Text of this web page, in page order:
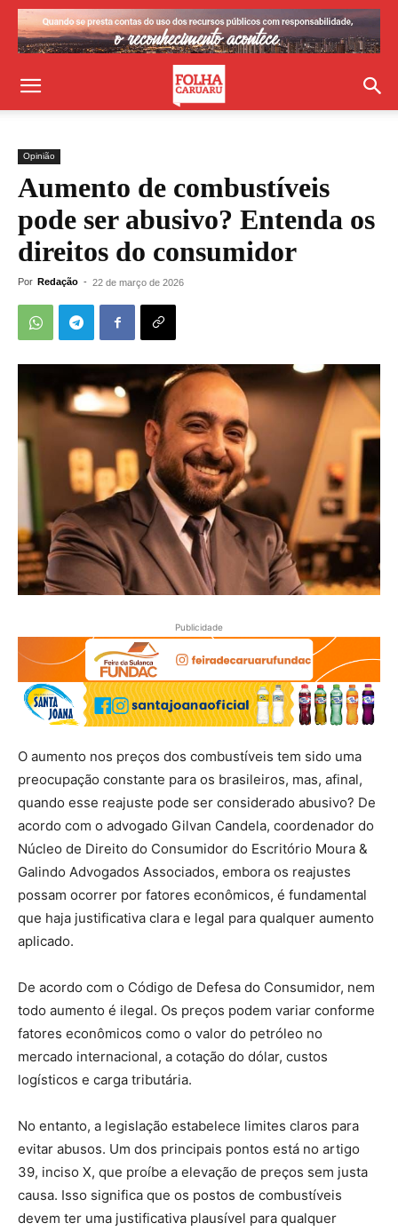
Opinião
Aumento de combustíveis
pode ser abusivo? Entenda os
direitos do consumidor
Por Redação - 22 de março de 2026
Publicidade
O aumento nos preços dos combustíveis tem sido uma
preocupação constante para os brasileiros, mas, afinal,
quando esse reajuste pode ser considerado abusivo? De
acordo com o advogado Gilvan Candela, coordenador do
Núcleo de Direito do Consumidor do Escritório Moura &
Galindo Advogados Associados, embora os reajustes
possam ocorrer por fatores econômicos, é fundamental
que haja justificativa clara e legal para qualquer aumento
aplicado.
De acordo com o Código de Defesa do Consumidor, nem
todo aumento é ilegal. Os preços podem variar conforme
fatores econômicos como o valor do petróleo no
mercado internacional, a cotação do dólar, custos
logísticos e carga tributária.
No entanto, a legislação estabelece limites claros para
evitar abusos. Um dos principais pontos está no artigo
39, inciso X, que proíbe a elevação de preços sem justa
causa. Isso significa que os postos de combustíveis
devem ter uma justificativa plausível para qualquer